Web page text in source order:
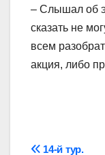
– Слышал об
сказать не
всем
акция, либо
14-й тур.